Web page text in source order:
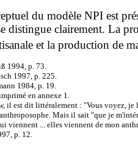
du modèle NPI est
distingue clairement. La
et la production de
1994, p. 73.
1997, p. 225.
1984, p. 19.
en annexe 1.
il est dit littéralement : "Vous voyez,
Mais il sait "que je
viennent ... elles viennent de mon
p. 12.